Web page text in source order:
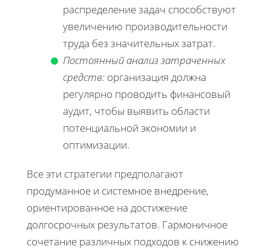
распределение задач способствуют
увеличению производительности
труда без значительных затрат.
Постоянный анализ затраченных
средств: организация должна
регулярно проводить финансовый
аудит, чтобы выявить области
потенциальной экономии и
оптимизации.
Все эти стратегии предполагают
продуманное и системное внедрение,
ориентированное на достижение
долгосрочных результатов. Гармоничное
сочетание различных подходов к снижению